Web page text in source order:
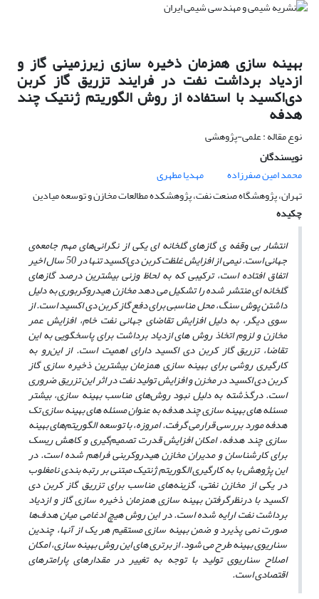
بهینه سازی همزمان ذخیره سازی زیرزمینی گاز و
ازدیاد برداشت نفت در فرایند تزریق گاز کربن
دی‌اکسید با استفاده از روش الگوریتم ژنتیک چند
هدفه
نوع مقاله : علمی-پژوهشی
نویسندگان
محمد امین صفرزاده
مهدیا مطهری
تهران، پژوهشگاه صنعت نفت، پژوهشکده مطالعات مخازن و توسعه میادین
چکیده
انتشار بی وقفه ی گازهای گلخانه‌ ای یکی از نگرانی‌های مهم جامعه‌ی
جهانی است. نیمی از افزایش غلظت کربن دی‌اکسید تنها در 50 سال اخیر
اتفاق افتاده است، ترکیبی که به لحاظ وزنی بیشترین درصد گازهای
گلخانه ‌ای منتشر شده را تشکیل می‌ دهد مخازن هیدروکربوری به دلیل
داشتن پوش سنگ، محل مناسبی برای دفع گاز کربن دی اکسید است. از
سوی دیگر، به دلیل افزایش تقاضای جهانی نفت خام، افزایش عمر
مخازن و لزوم اتخاذ روش های ازدیاد برداشت برای پاسخگویی به این
تقاضا، تزریق گاز کربن دی اکسید دارای اهمیت است. از این‌رو به
‌کارگیری روشی برای بهینه سازی همزمان بیشترین ذخیره سازی گاز
کربن دی اکسید در مخزن و افزایش تولید نفت در اثر این تزریق ضروری
است. درگذشته به دلیل نبود روش‌های مناسب بهینه سازی، بیشتر
مسئله‌ های بهینه‌ سازی چند هدفه به عنوان مسئله های بهینه سازی تک
هدفه مورد بررسی قرارمی ‌گرفت. امروزه، با توسعه الگوریتم‌های بهینه
سازی چند هدفه، امکان افزایش قدرت تصمیم‌گیری و کاهش ریسک
برای کارشناسان و مدیران مخازن هیدروکربنی فراهم شده است. در
این پژوهش با به‌ کارگیری الگوریتم ژنتیک مبتنی بر رتبه بندی نامغلوب
در یکی از مخازن نفتی، گزینه‌های مناسب برای تزریق گاز کربن دی
اکسید با درنظرگرفتن بهینه سازی همزمان ذخیره سازی گاز و ازدیاد
برداشت نفت ارایه شده است. در این روش هیچ ادغامی میان هدف‌ها
صورت نمی ‌پذیرد و ضمن بهینه ‌سازی مستقیم هر یک از آنها، چندین
سناریوی بهینه طرح می‌ شود. از برتری‌ های این روش بهینه سازی، امکان
اصلاح سناریوی تولید با توجه به تغییر در مقدارهای پارامترهای
اقتصادی است.